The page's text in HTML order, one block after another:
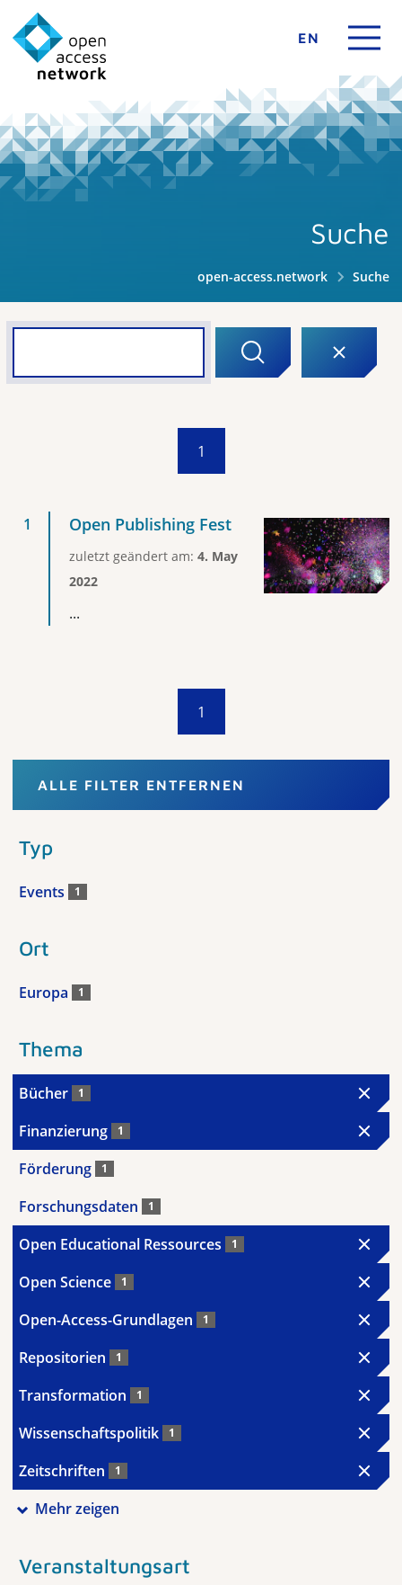
EN
Suche
open-access.network Suche
1
Open Publishing Fest
zuletzt geändert am: 4. May
2022
...
1
ALLE FILTER ENTFERNEN
Typ
Events 1
Ort
Europa 1
Thema
Bücher 1
Finanzierung 1
Förderung 1
Forschungsdaten 1
Open Educational Ressources 1
Open Science 1
Open-Access-Grundlagen 1
Repositorien 1
Transformation 1
Wissenschaftspolitik 1
Zeitschriften 1
Mehr zeigen
Veranstaltungsart